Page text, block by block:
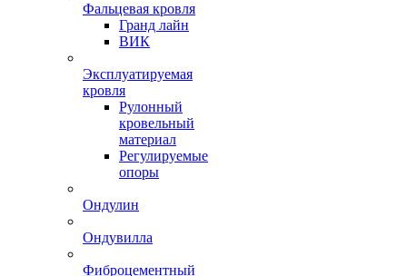
Фальцевая кровля
Гранд лайн
ВИК
Эксплуатируемая
кровля
Рулонный
кровельный
материал
Регулируемые
опоры
Ондулин
Ондувилла
Фиброцементный